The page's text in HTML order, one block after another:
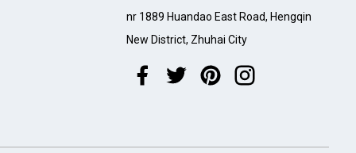
nr 1889 Huandao East Road, Hengqin
New District, Zhuhai City